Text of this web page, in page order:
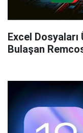
Excel
Bulaşan